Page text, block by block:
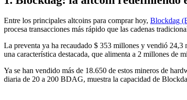
Entre los principales altcoins para comprar hoy, Blockdag
procesa transacciones más rápido que las cadenas
La preventa ya ha recaudado $ 353 millones y vendió
una característica destacada, que alimenta a 2 millones
Ya se han vendido más de 18.650 de estos mineros de
diaria de 20 a 200 BDAG, muestra la capacidad de